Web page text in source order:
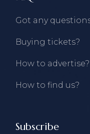
Got any
Buying tickets?
How to advertise?
How to find us?
Subscribe